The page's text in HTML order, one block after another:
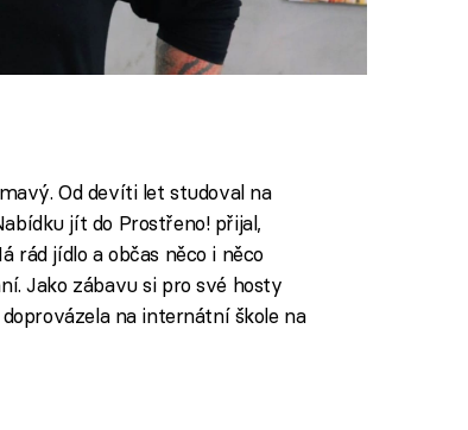
Od devíti let studoval na
jít do Prostřeno! přijal,
rád jídlo a občas něco i něco
Jako zábavu si pro své hosty
na internátní škole na